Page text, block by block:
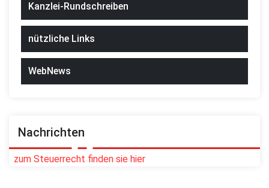
Kanzlei-Rundschreiben
nützliche Links
WebNews
Nachrichten
zum Steuerrecht finden sie hier